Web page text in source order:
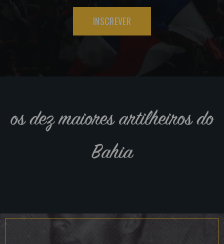
INSCREVER
os dez maiores artilheiros do
Bahia